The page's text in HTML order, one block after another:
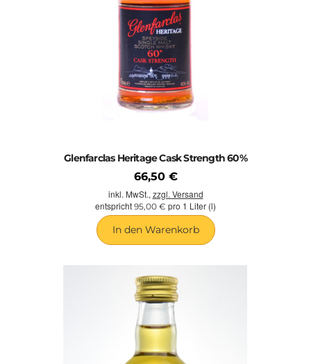
Glenfarclas Heritage Cask Strength 60%
66,50 €
inkl. MwSt.,zzgl. Versand
entspricht 95,00 € pro 1 Liter (l)
In den Warenkorb